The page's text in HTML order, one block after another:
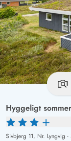
Hyggeligt
Sivbjerg 11, Nr. Lyngvig -